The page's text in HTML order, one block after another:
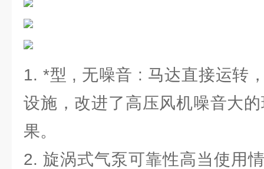
1. *型 , 无噪音 : 马达直接运转
设施，改进了高压风机噪音大
果。
2. 旋涡式气泵可靠性高当使用